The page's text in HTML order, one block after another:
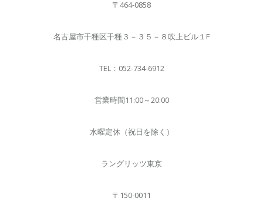
〒464-0858
名古屋市千種区千種３－３５－８吹上ビル１F
TEL：052-734-6912
営業時間11:00～20:00
水曜定休（祝日を除く）
ラングリッツ東京
〒150-0011